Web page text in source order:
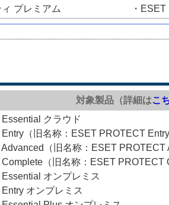
プレミアム
・
対象製品（詳細はこ
クラウド
（旧名称：ESET PROTECT Entry
（旧名称：ESET PROTECT
（旧名称：ESET PROTECT
オンプレミス
オンプレミス